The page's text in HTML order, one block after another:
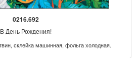
0216.692
В День Рождения!
склейка машинная, фольга холодная.